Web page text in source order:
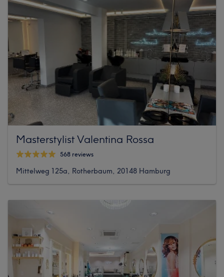
Masterstylist Valentina Rossa
568 reviews
Mittelweg 125a, Rotherbaum, 20148 Hamburg